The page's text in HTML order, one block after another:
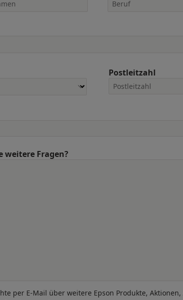
Postleitzahl
weitere Fragen?
per E-Mail über weitere Epson Produkte,